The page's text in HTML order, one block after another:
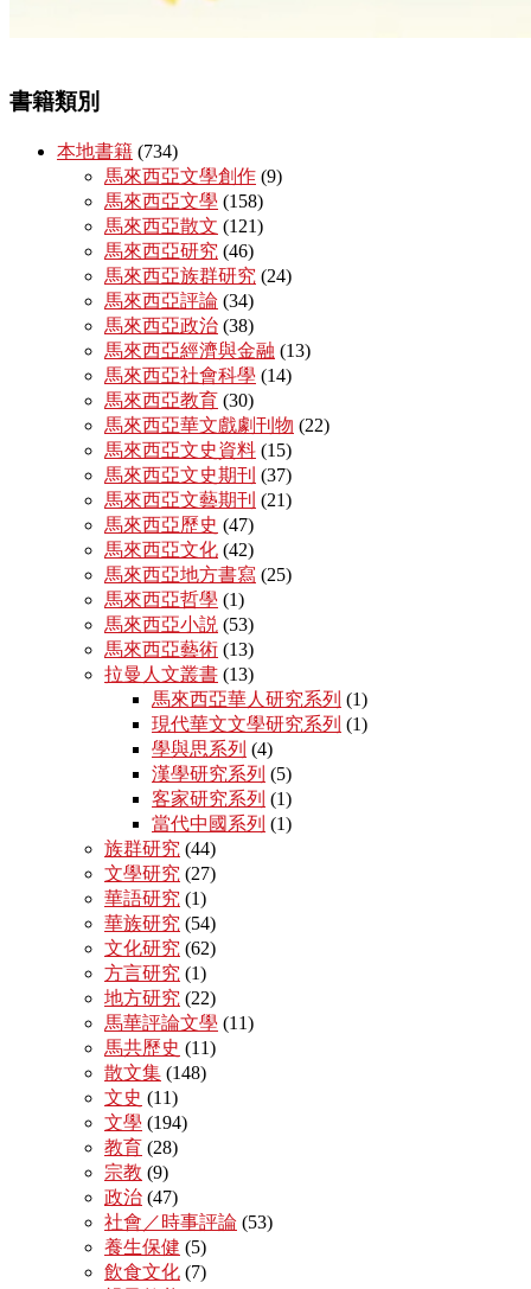
書籍類別
本地書籍 (734)
馬來西亞文學創作 (9)
馬來西亞文學 (158)
馬來西亞散文 (121)
馬來西亞研究 (46)
馬來西亞族群研究 (24)
馬來西亞評論 (34)
馬來西亞政治 (38)
馬來西亞經濟與金融 (13)
馬來西亞社會科學 (14)
馬來西亞教育 (30)
馬來西亞華文戲劇刊物 (22)
馬來西亞文史資料 (15)
馬來西亞文史期刊 (37)
馬來西亞文藝期刊 (21)
馬來西亞歷史 (47)
馬來西亞文化 (42)
馬來西亞地方書寫 (25)
馬來西亞哲學 (1)
馬來西亞小説 (53)
馬來西亞藝術 (13)
拉曼人文叢書 (13)
馬來西亞華人研究系列 (1)
現代華文文學研究系列 (1)
學與思系列 (4)
漢學研究系列 (5)
客家研究系列 (1)
當代中國系列 (1)
族群研究 (44)
文學研究 (27)
華語研究 (1)
華族研究 (54)
文化研究 (62)
方言研究 (1)
地方研究 (22)
馬華評論文學 (11)
馬共歷史 (11)
散文集 (148)
文史 (11)
文學 (194)
教育 (28)
宗教 (9)
政治 (47)
社會／時事評論 (53)
養生保健 (5)
飲食文化 (7)